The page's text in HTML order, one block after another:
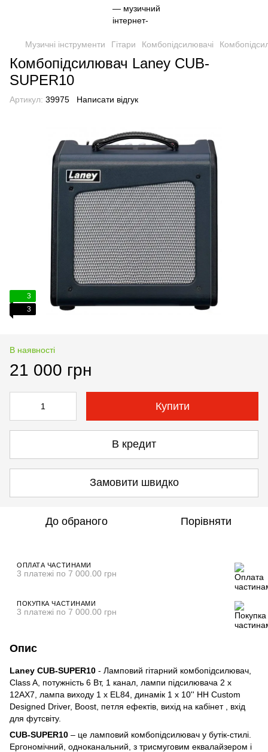
Музичні інструменти Гітари Комбопідсилювачі
Комбопідсилювач Laney CUB-
SUPER10
Артикул: 39975 Написати відгук
3
3
В наявності
21 000 грн
Купити
В кредит
Замовити швидко
До обраного Порівняти
ОПЛАТА ЧАСТИНАМИ
3 платежі по 7 000.00 грн
ПОКУПКА ЧАСТИНАМИ
3 платежі по 7 000.00 грн
Опис
Laney CUB-SUPER10 - Ламповий гітарний комбопідсилювач,
Class A, потужність 6 Вт, 1 канал, лампи підсилювача 2 х
12AX7, лампа виходу 1 x EL84, динамік 1 x 10'' HH Custom
Designed Driver, Boost, петля ефектів, вихід на кабінет , вхід
для футсвіту.
CUB-SUPER10 – це ламповий комбопідсилювач у бутік-стилі.
Ергономічний, одноканальний, з трисмуговим еквалайзером і